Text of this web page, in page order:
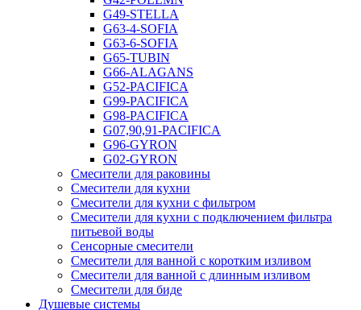
G49-STELLA
G63-4-SOFIA
G63-6-SOFIA
G65-TUBIN
G66-ALAGANS
G52-PACIFICA
G99-PACIFICA
G98-PACIFICA
G07,90,91-PACIFICA
G96-GYRON
G02-GYRON
Смесители для раковины
Смесители для кухни
Смесители для кухни с фильтром
Смесители для кухни с подключением фильтра
питьевой воды
Сенсорные смесители
Смесители для ванной с коротким изливом
Смесители для ванной с длинным изливом
Смесители для биде
Душевые системы